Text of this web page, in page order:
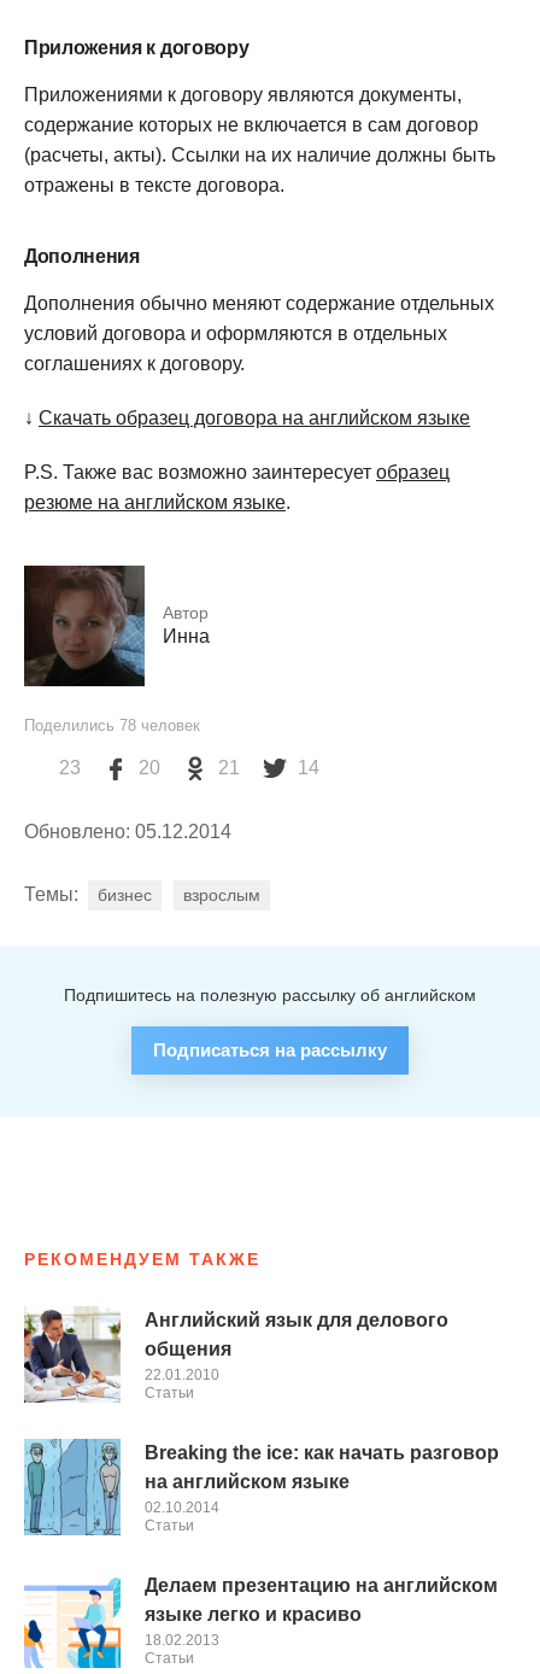
Приложения к договору
Приложениями к договору являются документы,
содержание которых не включается в сам договор
(расчеты, акты). Ссылки на их наличие должны быть
отражены в тексте договора.
Дополнения
Дополнения обычно меняют содержание отдельных
условий договора и оформляются в отдельных
соглашениях к договору.
↓ Скачать образец договора на английском языке
P.S. Также вас возможно заинтересует образец
резюме на английском языке.
Автор
Инна
Поделились 78 человек
23 20 21 14
Обновлено: 05.12.2014
Темы: бизнес взрослым
Подпишитесь на полезную рассылку об английском
Подписаться на рассылку
РЕКОМЕНДУЕМ ТАКЖЕ
Английский язык для делового
общения
22.01.2010
Cтатьи
Breaking the ice: как начать разговор
на английском языке
02.10.2014
Cтатьи
Делаем презентацию на английском
языке легко и красиво
18.02.2013
Cтатьи